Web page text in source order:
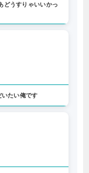
どうすりゃいいかっ
たい俺です